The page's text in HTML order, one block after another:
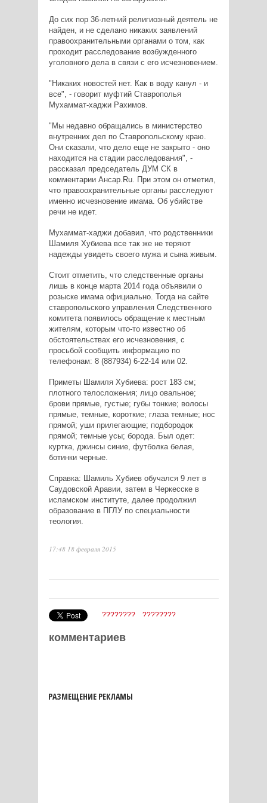
До сих пор 36-летний религиозный деятель не
найден, и не сделано никаких заявлений
правоохранительными органами о том, как
проходит расследование возбужденного
уголовного дела в связи с его исчезновением.
"Никаких новостей нет. Как в воду канул - и
все", - говорит муфтий Ставрополья
Мухаммат-хаджи Рахимов.
"Мы недавно обращались в министерство
внутренних дел по Ставропольскому краю.
Они сказали, что дело еще не закрыто - оно
находится на стадии расследования", -
рассказал председатель ДУМ СК в
комментарии Ансар.Ru. При этом он отметил,
что правоохранительные органы расследуют
именно исчезновение имама. Об убийстве
речи не идет.
Мухаммат-хаджи добавил, что родственники
Шамиля Хубиева все так же не теряют
надежды увидеть своего мужа и сына живым.
Стоит отметить, что следственные органы
лишь в конце марта 2014 года объявили о
розыске имама официально. Тогда на сайте
ставропольского управления Следственного
комитета появилось обращение к местным
жителям, которым что-то известно об
обстоятельствах его исчезновения, с
просьбой сообщить информацию по
телефонам: 8 (887934) 6-22-14 или 02.
Приметы Шамиля Хубиева: рост 183 см;
плотного телосложения; лицо овальное;
брови прямые, густые; губы тонкие; волосы
прямые, темные, короткие; глаза темные; нос
прямой; уши прилегающие; подбородок
прямой; темные усы; борода. Был одет:
куртка, джинсы синие, футболка белая,
ботинки черные.
Справка: Шамиль Хубиев обучался 9 лет в
Саудовской Аравии, затем в Черкесске в
исламском институте, далее продолжил
образование в ПГЛУ по специальности
теология.
17:48 18 февраля 2015
???????? ????????
комментариев
РАЗМЕЩЕНИЕ РЕКЛАМЫ